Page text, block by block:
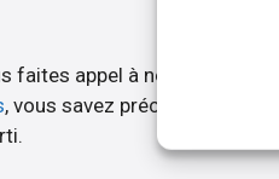
faites appel à notre structure
, vous savez précisément au